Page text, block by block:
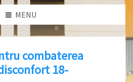
MENU
combaterea
18-